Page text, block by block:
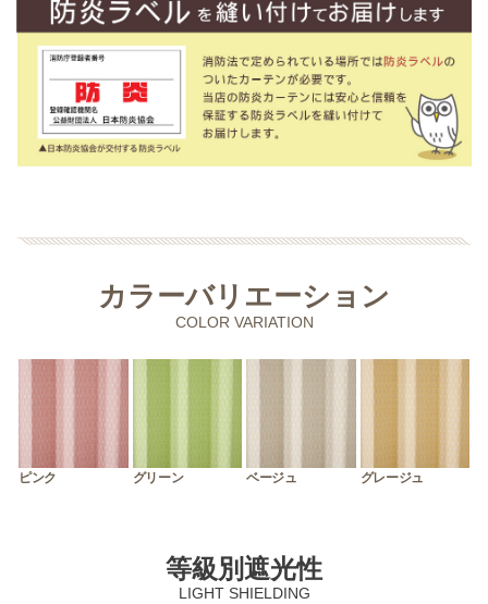
カラーバリエーション
COLOR VARIATION
ピンク グリーン ベージュ グレージュ
等級別遮光性
LIGHT SHIELDING